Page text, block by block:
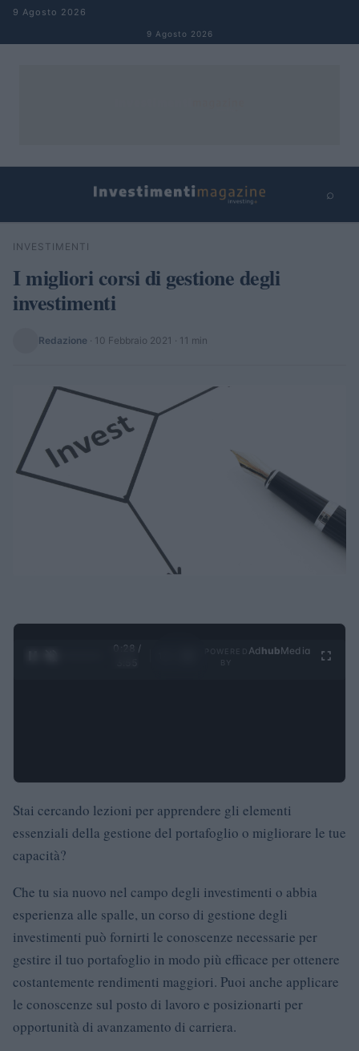
Salta al contenuto
9 Agosto 2026
9 Agosto 2026
⌕
Cerca
INVESTIMENTI
I migliori corsi di gestione degli
investimenti
Redazione · 10 Febbraio 2021 · 11 min
0:29 /
Ad hubMedia
Stai cercando lezioni per apprendere gli elementi
essenziali della gestione del portafoglio o migliorare le tue
capacità?
Che tu sia nuovo nel campo degli investimenti o abbia
esperienza alle spalle, un corso di gestione degli
investimenti può fornirti le conoscenze necessarie per
gestire il tuo portafoglio in modo più efficace per ottenere
costantemente rendimenti maggiori. Puoi anche applicare
le conoscenze sul posto di lavoro e posizionarti per
opportunità di avanzamento di carriera.